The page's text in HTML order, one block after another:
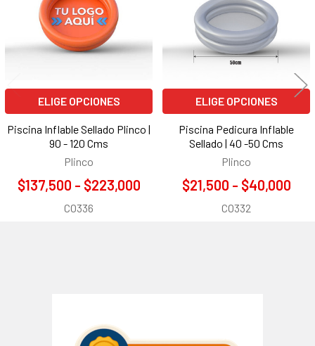
ELIGE OPCIONES
Piscina Inflable Sellado Plinco |
90 - 120 Cms
Plinco
$137,500 - $223,000
CO336
ELIGE OPCIONES
Piscina Pedicura Inflable
Sellado | 40 -50 Cms
Plinco
$21,500 - $40,000
CO332